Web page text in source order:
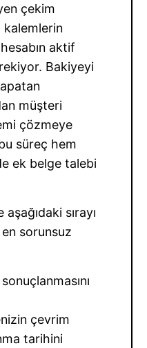
çekim
kalemlerin
aktif
Bakiyeyi
müşteri
çözmeye
süreç hem
ek belge talebi
sırayı
sorunsuz
çevrim
tarihini